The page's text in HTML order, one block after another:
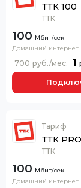
ТТК 100
ТТК
100
Домашний интернет
1
700
Тариф
ТТК PRO
ТТК
100
Домашний интернет